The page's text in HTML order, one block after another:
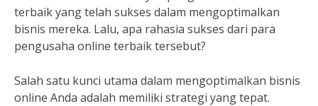
terbaik yang telah sukses dalam mengoptimalkan
bisnis mereka. Lalu, apa rahasia sukses dari para
pengusaha online terbaik tersebut?
Salah satu kunci utama dalam mengoptimalkan bisnis
online Anda adalah memiliki strategi yang tepat.